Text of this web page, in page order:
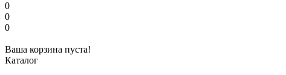
0
0
0
Ваша корзина пуста!
Каталог